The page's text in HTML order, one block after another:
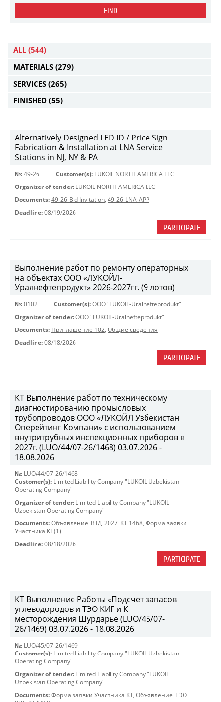
FIND
ALL (544)
MATERIALS (279)
SERVICES (265)
FINISHED (55)
Alternatively Designed LED ID / Price Sign
Fabrication & Installation at LNA Service
Stations in NJ, NY & PA
№: 49-26 Customer(s): LUKOIL NORTH AMERICA LLC
Organizer of tender: LUKOIL NORTH AMERICA LLC
Documents: 49-26-Bid Invitation, 49-26-LNA-APP
Deadline: 08/19/2026
PARTICIPATE
Выполнение работ по ремонту операторных
на объектах ООО «ЛУКОЙЛ-
Уралнефтепродукт» 2026-2027гг. (9 лотов)
№: 0102 Customer(s): OOO "LUKOIL-Uralnefteprodukt"
Organizer of tender: OOO "LUKOIL-Uralnefteprodukt"
Documents: Приглашение 102, Общие сведения
Deadline: 08/18/2026
PARTICIPATE
КТ Выполнение работ по техническому
диагностированию промысловых
трубопроводов ООО «ЛУКОЙЛ Узбекистан
Оперейтинг Компани» с использованием
внутритрубных инспекционных приборов в
2027г. (LUO/44/07-26/1468) 03.07.2026 -
18.08.2026
№: LUO/44/07-26/1468
Customer(s): Limited Liability Company "LUKOIL Uzbekistan
Operating Company"
Organizer of tender: Limited Liability Company "LUKOIL
Uzbekistan Operating Company"
Documents: Объявление_ВТД_2027_КТ 1468, Форма заявки
Участника КТ(1)
Deadline: 08/18/2026
PARTICIPATE
КТ Выполнение Работы «Подсчет запасов
углеводородов и ТЭО КИГ и К
месторождения Шурдарье (LUO/45/07-
26/1469) 03.07.2026 - 18.08.2026
№: LUO/45/07-26/1469
Customer(s): Limited Liability Company "LUKOIL Uzbekistan
Operating Company"
Organizer of tender: Limited Liability Company "LUKOIL
Uzbekistan Operating Company"
Documents: Форма заявки Участника КТ, Объявление_ТЭО